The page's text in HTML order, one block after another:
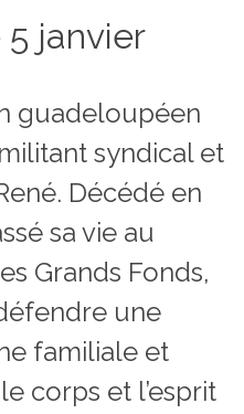
5 janvier
guadeloupéen
syndical et
Décédé en
sa vie au
Grands Fonds,
une
familiale et
corps et l’esprit